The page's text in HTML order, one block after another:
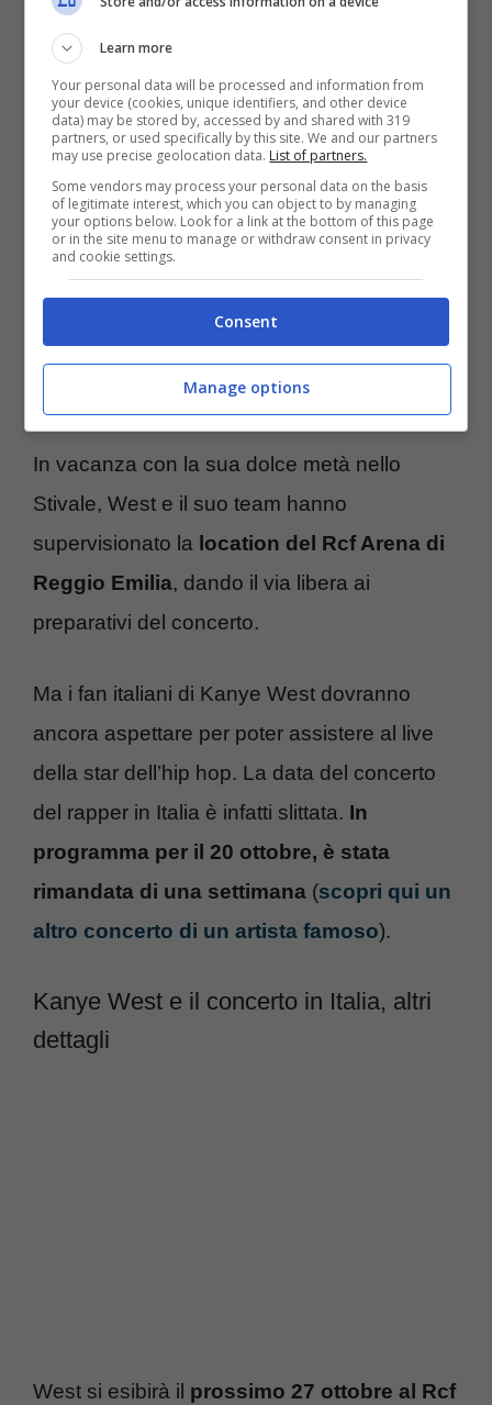
Dopo settimane di rumors, è stato
confermato il live di Kanye nel Bel Paese
West da tempo si trova in Italia insieme al
suo staff e alla sua nuova moglie,Bianca
Censori, 28enne di origini australiane. La
compagnia del rapper è al suo fianco da
nove mesi. La cosa sta facendo parlare
molto, vista la sua somiglianza con l’ex del
cantante, Kim Kardashian, e i suoi bizzarri
look, sempre dibattuti.
In vacanza con la sua dolce metà nello
Stivale, West e il suo team hanno
supervisionato la location del Rcf Arena di
Reggio Emilia, dando il via libera ai
preparativi del concerto.
Ma i fan italiani di Kanye West dovranno
ancora aspettare per poter assistere al live
della star dell’hip hop. La data del concerto
del rapper in Italia è infatti slittata. In
programma per il 20 ottobre, è stata
rimandata di una settimana (scopri qui un
altro concerto di un artista famoso).
Kanye West e il concerto in Italia, altri
dettagli
West si esibirà il prossimo 27 ottobre al Rcf
Learn more
Your personal data will be processed and information from
your device (cookies, unique identifiers, and other device
data) may be stored by, accessed by and shared with 319
partners, or used specifically by this site. We and our partners
may use precise geolocation data. List of partners.
Some vendors may process your personal data on the basis
of legitimate interest, which you can object to by managing
your options below. Look for a link at the bottom of this page
or in the site menu to manage or withdraw consent in privacy
and cookie settings.
Consent
Manage options